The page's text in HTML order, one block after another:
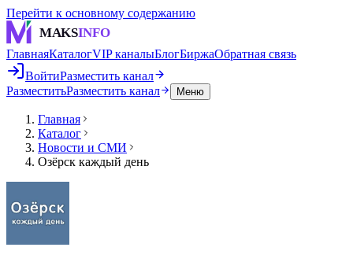
Перейти к основному содержанию
MAKSINFO
ГлавнаяКаталогVIP каналыБлогБиржаОбратная связь
ВойтиРазместить канал
РазместитьРазместить канал Меню
Главная
Каталог
Новости и СМИ
Озёрск каждый день